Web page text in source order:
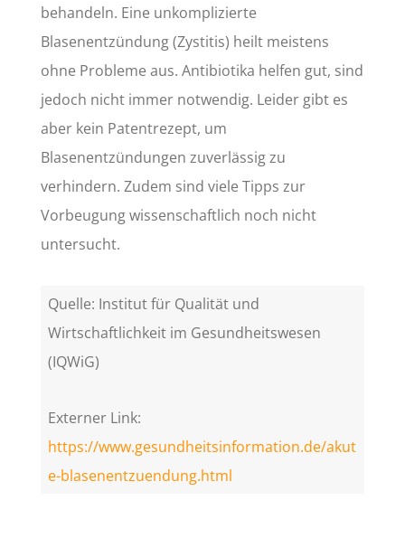
behandeln. Eine unkomplizierte
Blasenentzündung (Zystitis) heilt meistens
ohne Probleme aus. Antibiotika helfen gut, sind
jedoch nicht immer notwendig. Leider gibt es
aber kein Patentrezept, um
Blasenentzündungen zuverlässig zu
verhindern. Zudem sind viele Tipps zur
Vorbeugung wissenschaftlich noch nicht
untersucht.
Quelle: Institut für Qualität und
Wirtschaftlichkeit im Gesundheitswesen
(IQWiG)
Externer Link:
https://www.gesundheitsinformation.de/akut
e-blasenentzuendung.html